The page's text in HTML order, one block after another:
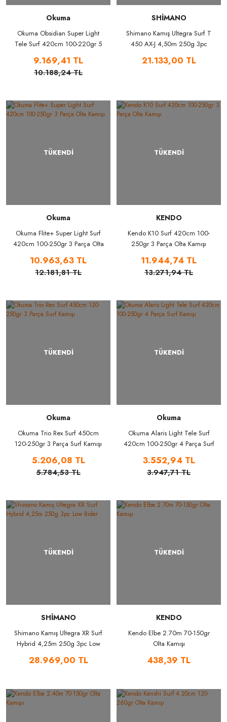
Okuma
Okuma Obsidian Super Light
Tele Surf 420cm 100-220gr 5
9.169,41 TL
10.188,24 TL
SHİMANO
Shimano Kamış Ultegra Surf T
450 AX-J 4,50m 250g 3pc
21.133,00 TL
TÜKENDİ
Okuma
Okuma Flite+ Super Light Surf
420cm 100-250gr 3 Parça Olta
10.963,63 TL
12.181,81 TL
TÜKENDİ
KENDO
Kendo K10 Surf 420cm 100-
250gr 3 Parça Olta Kamışı
11.944,74 TL
13.271,94 TL
TÜKENDİ
Okuma
Okuma Trio Rex Surf 450cm
120-250gr 3 Parça Surf Kamışı
5.206,08 TL
5.784,53 TL
TÜKENDİ
Okuma
Okuma Alaris Light Tele Surf
420cm 100-250gr 4 Parça Surf
3.552,94 TL
3.947,71 TL
TÜKENDİ
SHİMANO
Shimano Kamış Ultegra XR Surf
Hybrid 4,25m 250g 3pc Low
28.969,00 TL
TÜKENDİ
KENDO
Kendo Elbe 2.70m 70-150gr
Olta Kamışı
438,39 TL